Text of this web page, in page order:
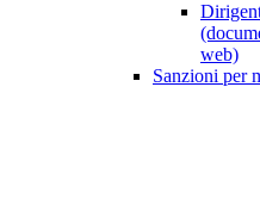
web)
Sanzioni per